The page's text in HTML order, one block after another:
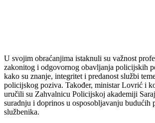
U svojim obraćanjima istaknuli su važnost
zakonitog i odgovornog obavljanja policijskih
kako su znanje, integritet i predanost službi
policijskog poziva. Također, ministar Lovrić i
uručili su Zahvalnicu Policijskoj akademiji
suradnju i doprinos u osposobljavanju budućih
službenika.